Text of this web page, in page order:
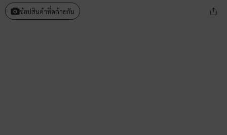
ช้อปสินค้าที่คล้ายกัน